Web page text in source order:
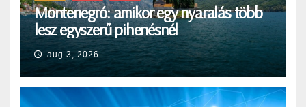
Montenegró: amikor egy nyaralás több
lesz egyszerű pihenésnél
aug 3, 2026